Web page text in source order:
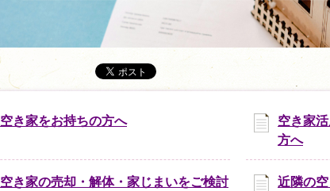
空き家をお持ちの方へ
空き家
方へ
空き家の売却・解体・家じまいをご検討
近隣の